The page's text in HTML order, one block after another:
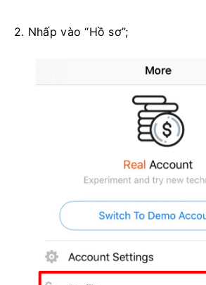
2. Nhấp vào “Hồ sơ”;